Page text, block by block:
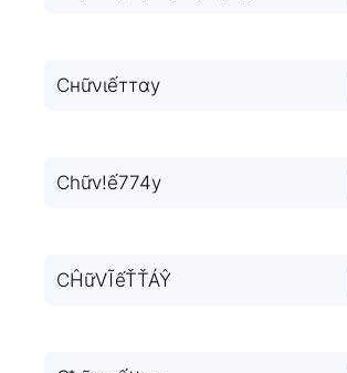
Cнữνιếттαу
Chữv!ế774y
CĤữVĨếŤŤÁŶ